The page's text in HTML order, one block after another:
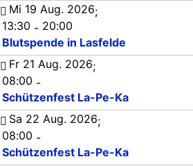
Mi 19 Aug. 2026;
13:30 - 20:00
Blutspende in Lasfelde
Fr 21 Aug. 2026;
08:00 -
Schützenfest La-Pe-Ka
Sa 22 Aug. 2026;
08:00 -
Schützenfest La-Pe-Ka